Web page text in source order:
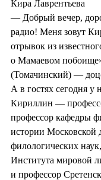
Кира Лаврентьева
— Добрый вечер,
радио! Меня зовут
отрывок из
о Мамаевом
(Томачинский) —
А в гостях сегодня
Кириллин —
профессор кафедры
истории Московской
филологических
Института мировой
и профессор